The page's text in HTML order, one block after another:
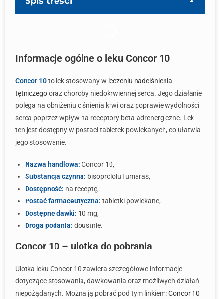
Informacje ogólne o leku Concor 10
Concor 10to lek stosowany w leczeniu nadciśnienia
tętniczegooraz choroby niedokrwiennej serca. Jego działanie
polega na obniżeniu ciśnienia krwi oraz poprawie wydolności
serca poprzez wpływ na receptory beta-adrenergiczne. Lek
ten jest dostępny w postaci tabletek powlekanych, co ułatwia
jego stosowanie.
Nazwa handlowa: Concor 10,
Substancja czynna: bisoprololu fumaras,
Dostępność: na receptę,
Postać farmaceutyczna: tabletki powlekane,
Dostępne dawki: 10 mg,
Droga podania: doustnie.
Concor 10 – ulotka do pobrania
Ulotka leku Concor 10 zawiera szczegółowe informacje
dotyczące stosowania, dawkowania oraz możliwych działań
niepożądanych. Można ją pobrać pod tym linkiem:Concor 10